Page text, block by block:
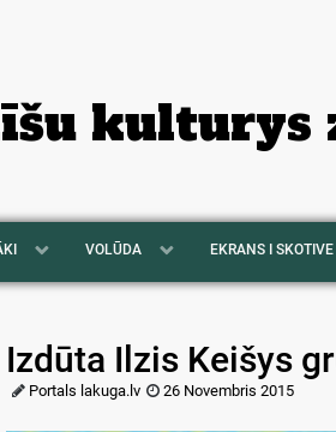
kulturys
VOLŪDA EKRANS I SKOTIVE
Izdūta Ilzis Keišys
Portals lakuga.lv 26 Novembris 2015